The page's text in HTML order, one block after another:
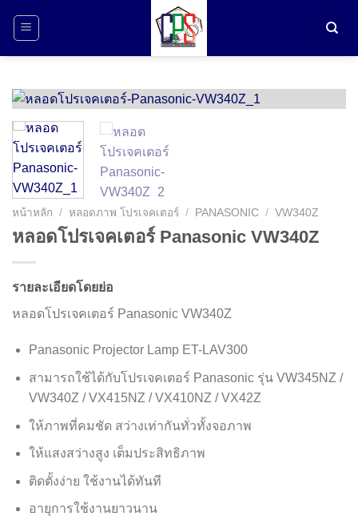
หน้าหลัก / หลอดภาพ โปรเจคเตอร์ / PANASONIC / VW340Z
หลอดโปรเจคเตอร์ Panasonic VW340Z
รายละเอียดโดยย่อ
หลอดโปรเจคเตอร์ Panasonic VW340Z
Panasonic Projector Lamp ET-LAV300
สามารถใช้ได้กับโปรเจคเตอร์ Panasonic รุ่น VW345NZ /
VW340Z / VX415NZ / VX410NZ / VX42Z
ให้ภาพที่คมชัด สว่างเท่ากันทั่วทั้งจอภาพ
ให้แสงสว่างสูง เต็มประสิทธิภาพ
ติดตั้งง่าย ใช้งานได้ทันที
อายุการใช้งานยาวนาน